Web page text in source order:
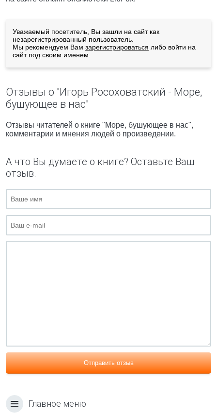
Уважаемый посетитель, Вы зашли на сайт как
незарегистрированный пользователь.
Мы рекомендуем Вам зарегистрироваться либо войти на
сайт под своим именем.
Отзывы о "Игорь Росоховатский - Море,
бушующее в нас"
Отзывы читателей о книге "Море, бушующее в нас",
комментарии и мнения людей о произведении.
А что Вы думаете о книге? Оставьте Ваш
отзыв.
Отправить отзыв
Главное меню